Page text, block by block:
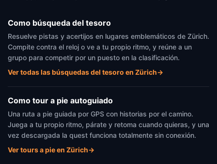
Como búsqueda del tesoro
Resuelve pistas y acertijos en lugares emblemáticos de Zürich.
Compite contra el reloj o ve a tu propio ritmo, y reúne a un
grupo para competir por un puesto en la clasificación.
Ver todas las búsquedas del tesoro en Zürich→
Como tour a pie autoguiado
Una ruta a pie guiada por GPS con historias por el camino.
Juega a tu propio ritmo, párate y retoma cuando quieras, y una
vez descargada la quest funciona totalmente sin conexión.
Ver tours a pie en Zürich→